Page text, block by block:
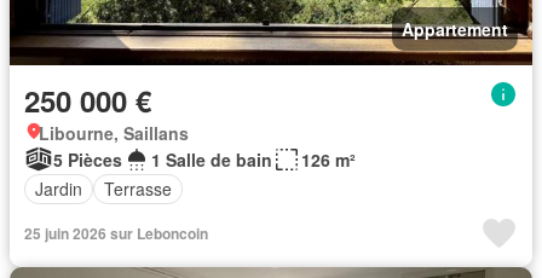
Appartement
250 000 €
Libourne, Saillans
5 Pièces
1 Salle de bain
126 m²
Jardin
Terrasse
25 juin 2026 sur Leboncoin